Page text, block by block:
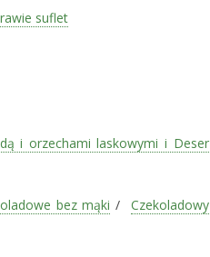
suflet
i orzechami laskowymi i Deser
bez mąki / Czekoladowy